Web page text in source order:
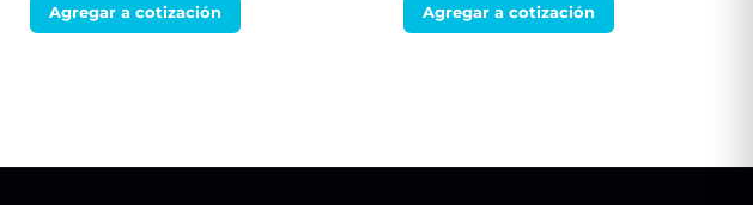
Agregar a cotización Agregar a cotización